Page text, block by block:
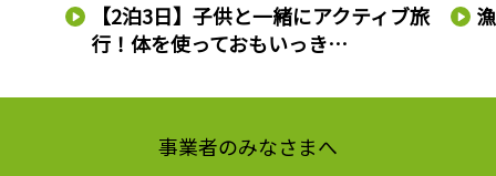
【2泊3日】子供と一緒にアクティブ旅
行！体を使っておもいっき…
事業者のみなさまへ